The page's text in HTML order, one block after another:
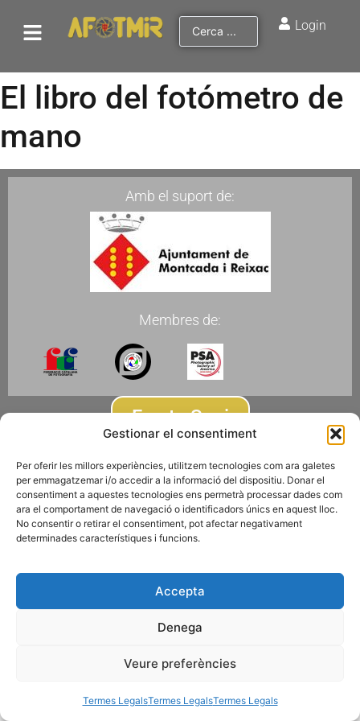
Gestionar el consentiment
Per oferir les millors experiències, utilitzem tecnologies com ara galetes
per emmagatzemar i/o accedir a la informació del dispositiu. Donar el
consentiment a aquestes tecnologies ens permetrà processar dades com
ara el comportament de navegació o identificadors únics en aquest lloc.
No consentir o retirar el consentiment, pot afectar negativament
determinades característiques i funcions.
Accepta
Denega
Veure preferències
Termes LegalsTermes LegalsTermes Legals
Login
El libro del fotómetro de
mano
Amb el suport de:
Membres de:
Fes-te Soci
Subscriu-te a la newsletter
© 2026 AGRUPACIÓ FOTOGRÀFICA DE MONTCADA I REIXAC
Disseny webGescic.com